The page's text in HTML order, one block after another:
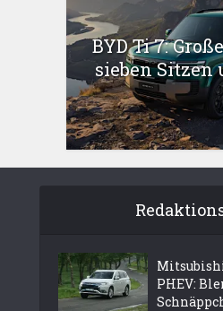
BYD Ti 7:
sieben Sitzen
PHEV: